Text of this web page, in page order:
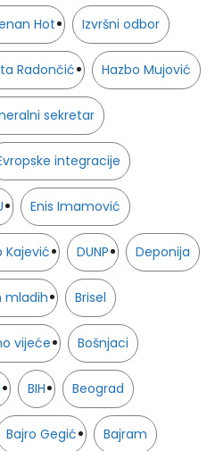
Hot Izvršni odbor
Radončić Hazbo Mujović
sekretar
integracije
Enis Imamović
Kajević DUNP Deponija
mladih Brisel
vijeće Bošnjaci
BIH Beograd
Bajro Gegić Bajram